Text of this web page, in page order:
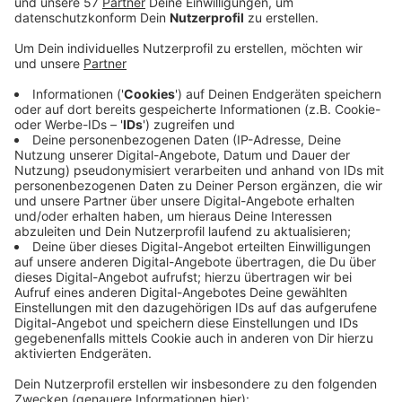
Die"naveo Core"-Plattform desAachener
Verkehrs-Verbunds (AVV)
multimodale Mobilitätsangebote erweitert.
Künftig können Fahrgäste neben Bus und Bahn damit
auch E-Scooter, Bikesharing, Carsharing und regionale
Services wie MultiBus oder Taxi buchen – alles mit nur
einem Kundenkonto.
Die neuen Funktionen werden bis 2027 schrittweise
eingeführt.
(Auf dem Foto von links nach rechts: Michael
Carmincke, Vorstand der ASEAG, Hans-Peter Geulen,
der Better Mobility GmbH.)